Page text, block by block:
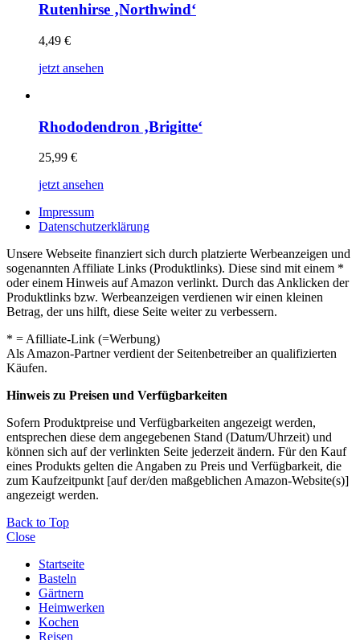
Rutenhirse ‚Northwind‘
4,49 €
jetzt ansehen
Rhododendron ‚Brigitte‘
25,99 €
jetzt ansehen
Impressum
Datenschutzerklärung
Unsere Webseite finanziert sich durch platzierte Werbeanzeigen und
sogenannten Affiliate Links (Produktlinks). Diese sind mit einem *
oder einem Hinweis auf Amazon verlinkt. Durch das Anklicken der
Produktlinks bzw. Werbeanzeigen verdienen wir einen kleinen
Betrag, der uns hilft, diese Seite weiter zu verbessern.
* = Afilliate-Link (=Werbung)
Als Amazon-Partner verdient der Seitenbetreiber an qualifizierten
Käufen.
Hinweis zu Preisen und Verfügbarkeiten
Sofern Produktpreise und Verfügbarkeiten angezeigt werden,
entsprechen diese dem angegebenen Stand (Datum/Uhrzeit) und
können sich auf der verlinkten Seite jederzeit ändern. Für den Kauf
eines Produkts gelten die Angaben zu Preis und Verfügbarkeit, die
zum Kaufzeitpunkt [auf der/den maßgeblichen Amazon-Website(s)]
angezeigt werden.
Back to Top
Close
Startseite
Basteln
Gärtnern
Heimwerken
Kochen
Reisen